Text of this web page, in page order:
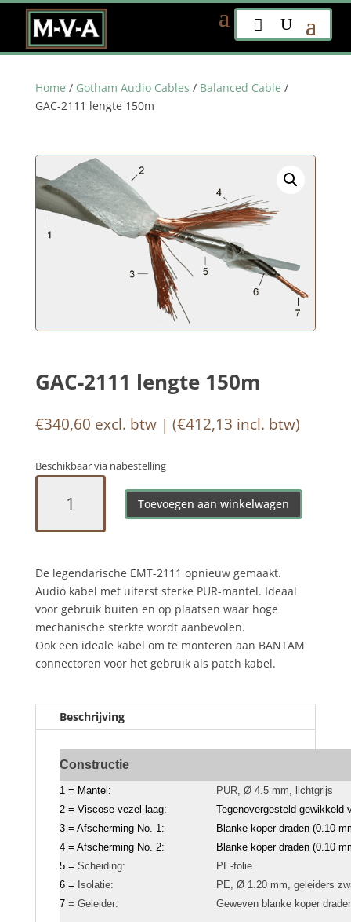
Home / Gotham Audio Cables / Balanced Cable /
GAC-2111 lengte 150m
GAC-2111 lengte 150m
€340,60 excl. btw | (€412,13 incl. btw)
Beschikbaar via nabestelling
Toevoegen aan winkelwagen
De legendarische EMT-2111 opnieuw gemaakt.
Audio kabel met uiterst sterke PUR-mantel. Ideaal
voor gebruik buiten en op plaatsen waar hoge
mechanische sterkte wordt aanbevolen.
Ook een ideale kabel om te monteren aan BANTAM
connectoren voor het gebruik als patch kabel.
Beschrijving
Constructie
1 = Mantel:
PUR, Ø 4.5 mm, lichtgrijs
2 = Viscose vezel laag:
Tegenovergesteld gewikkeld
3 = Afscherming No. 1:
Blanke koper draden (0.10
4 = Afscherming No. 2:
Blanke koper draden (0.10
5 = Scheiding:
PE-folie
6 = Isolatie:
PE, Ø 1.20 mm, geleiders
7= Geleider: Geweven blanke koper